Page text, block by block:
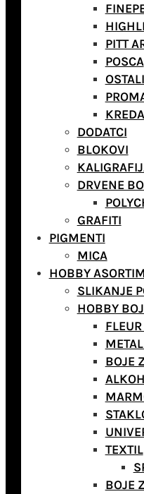
PITT
POSCA
DODATCI
BLOKOVI
DRVENE
GRAFITI
PIGMENTI
MICA
HOBBY
SLIKANJE
HOBBY
BOJE
TEXTIL
BOJE